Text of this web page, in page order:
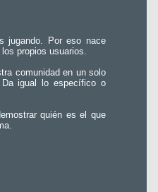
jugando. Por eso nace
propios usuarios.
comunidad en un solo
igual lo específico o
quién es el que